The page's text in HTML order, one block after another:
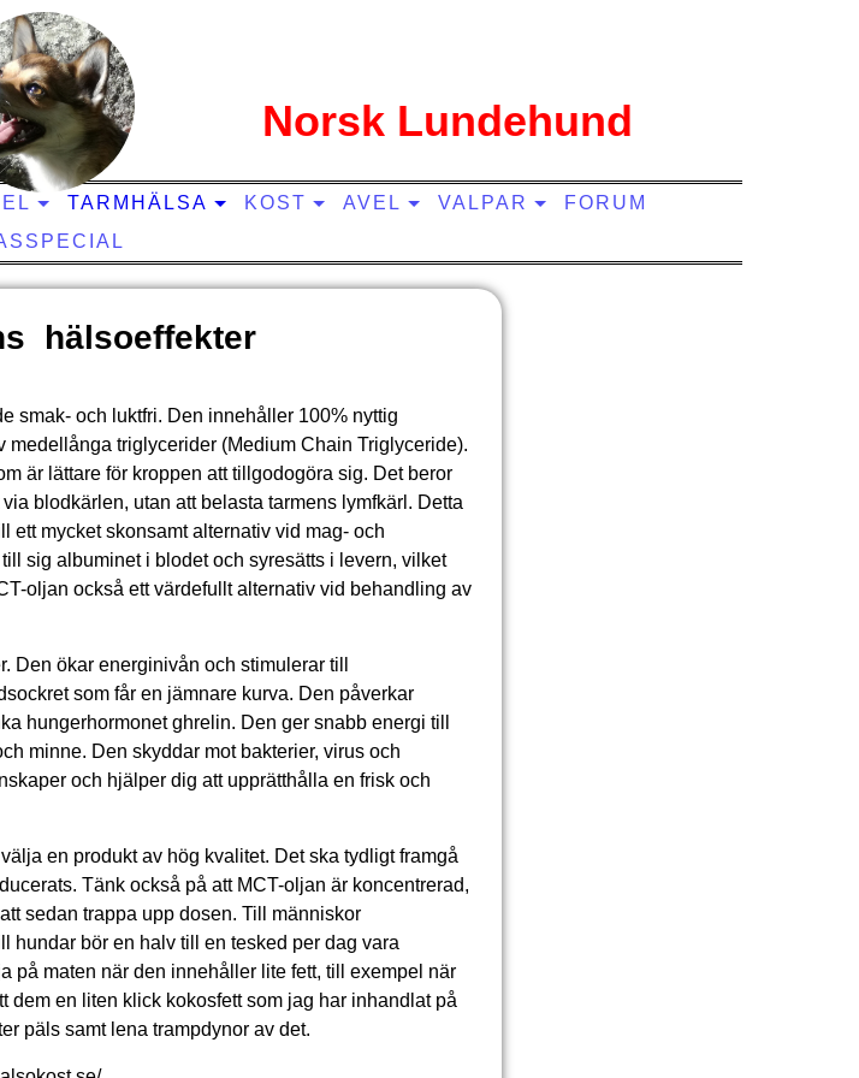
Norsk Lundehund
TARMHÄLSA KOST AVEL VALPAR
FORUM
hälsoeffekter
smak- och luktfri. Den innehåller 100% nyttig
medellånga triglycerider (Medium Chain Triglyceride).
är lättare för kroppen att tillgodogöra sig. Det beror
blodkärlen, utan att belasta tarmens lymfkärl. Detta
ett mycket skonsamt alternativ vid mag- och
sig albuminet i blodet och syresätts i levern, vilket
oljan också ett värdefullt alternativ vid behandling av
Den ökar energinivån och stimulerar till
som får en jämnare kurva. Den påverkar
hungerhormonet ghrelin. Den ger snabb energi till
minne. Den skyddar mot bakterier, virus och
och hjälper dig att upprätthålla en frisk och
en produkt av hög kvalitet. Det ska tydligt framgå
Tänk också på att MCT-oljan är koncentrerad,
sedan trappa upp dosen. Till människor
hundar bör en halv till en tesked per dag vara
på maten när den innehåller lite fett, till exempel när
dem en liten klick kokosfett som jag har inhandlat på
päls samt lena trampdynor av det.